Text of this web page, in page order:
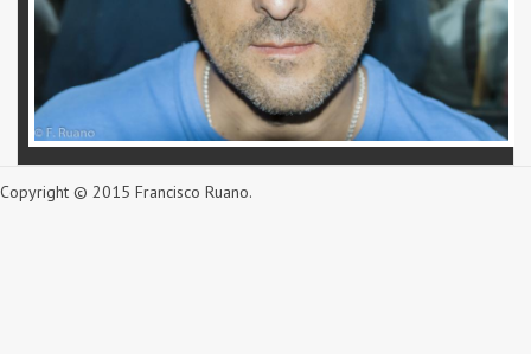
Copyright © 2015 Francisco Ruano.